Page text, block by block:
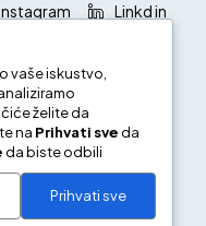
Linkd in
Politika privatnosti
vaše iskustvo,
želite da
na Prihvati sve da
da biste odbili
Prihvati sve